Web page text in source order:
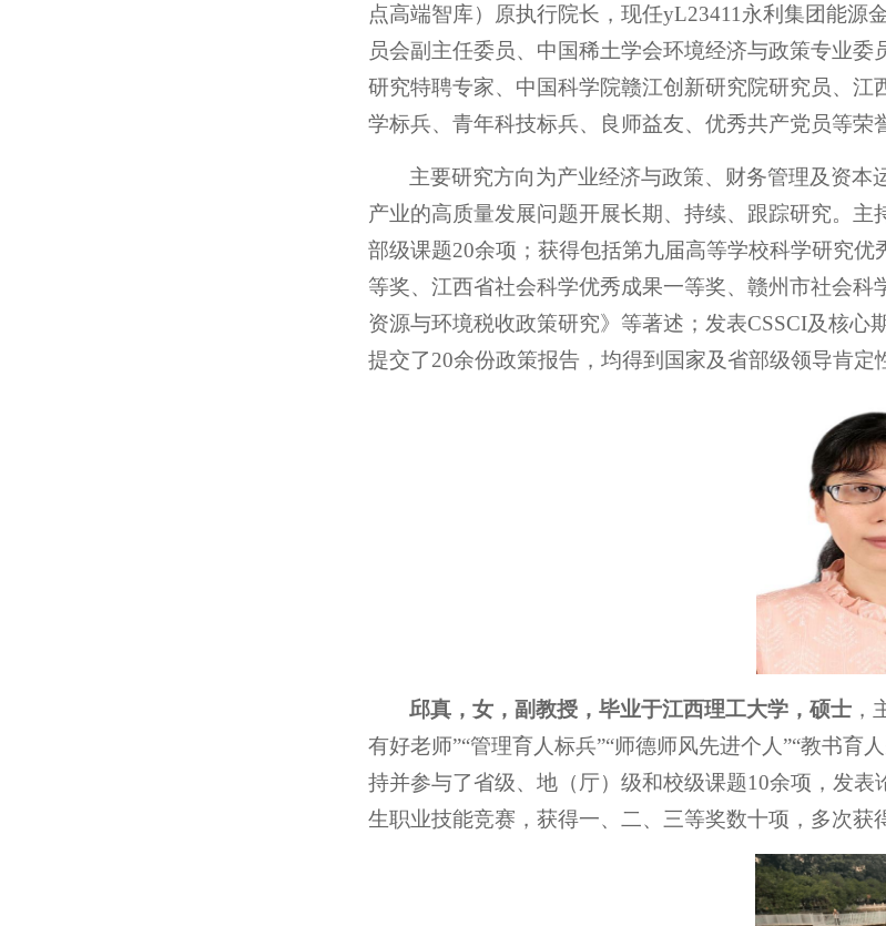
点高端智库）原执行院长，现任yL23411永利集团能
员会副主任委员、中国稀土学会环境经济与政策专业
研究特聘专家、中国科学院赣江创新研究院研究员、
学标兵、青年科技标兵、良师益友、优秀共产党员等荣
主要研究方向为产业经济与政策、财务管理及资
产业的高质量发展问题开展长期、持续、跟踪研究。
部级课题20余项；获得包括第九届高等学校科学研究
等奖、江西省社会科学优秀成果一等奖、赣州市社会
资源与环境税收政策研究》等著述；发表CSSCI及核
提交了20余份政策报告，均得到国家及省部级领导肯定
邱真，女，副教授，毕业于江西理工大学，硕士 ，
有好老师”“管理育人标兵”“师德师风先进个人”“教书
持并参与了省级、地（厅）级和校级课题10余项，发
生职业技能竞赛，获得一、二、三等奖数十项，多次获